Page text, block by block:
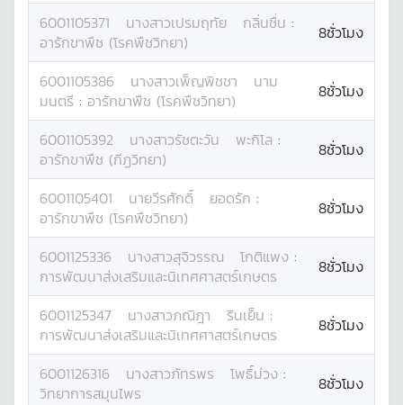
6001105371 นางสาวเปรมฤทัย กลิ่นชื่น :
อารักขาพืช (โรคพืชวิทยา)
8ชั่วโมง
6001105386 นางสาวเพ็ญพิชชา
นาม
มนตรี : อารักขาพืช (โรคพืชวิทยา) 8ชั่วโมง
6001105392 นางสาวรัชตะวัน พะกิโล :
อารักขาพืช (กีฏวิทยา)
8ชั่วโมง
6001105401 นายวีรศักดิ์ ยอดรัก :
อารักขาพืช (โรคพืชวิทยา)
8ชั่วโมง
6001125336 นางสาวสุจิวรรณ โกติแพง :
การพัฒนาส่งเสริมและนิเทศศาสตร์เกษตร
8ชั่วโมง
6001125347 นางสาวภณิฎา รินเย็น :
การพัฒนาส่งเสริมและนิเทศศาสตร์เกษตร
8ชั่วโมง
6001126316 นางสาวภัทรพร โพธิ์ม่วง :
วิทยาการสมุนไพร
8ชั่วโมง